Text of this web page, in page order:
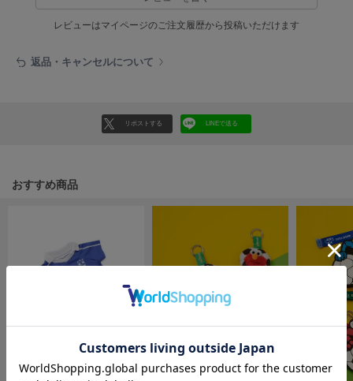
エミ
ETRÉ TOKYO
エトレトウキョウ
フレイアイディー
レビューはマイページのご注文履歴から投稿いただけます
返品・キャンセルについて
リポストする LINEで送る
おすすめ商品